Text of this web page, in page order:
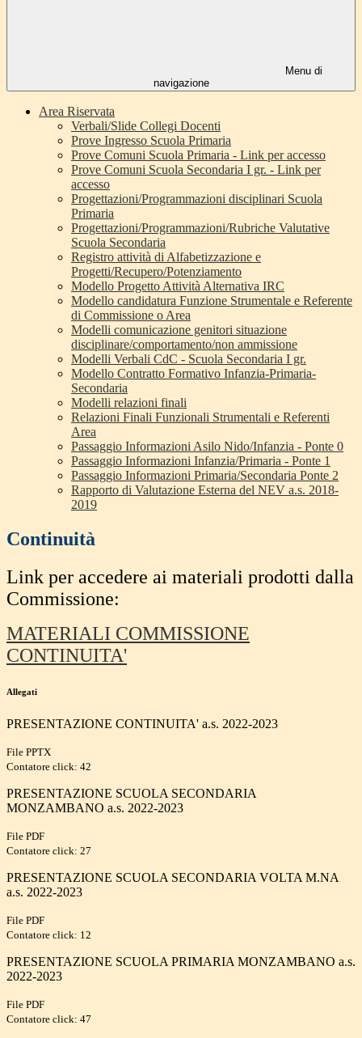
Menu di
navigazione
Area Riservata
Verbali/Slide Collegi Docenti
Prove Ingresso Scuola Primaria
Prove Comuni Scuola Primaria - Link per accesso
Prove Comuni Scuola Secondaria I gr. - Link per
accesso
Progettazioni/Programmazioni disciplinari Scuola
Primaria
Progettazioni/Programmazioni/Rubriche Valutative
Scuola Secondaria
Registro attività di Alfabetizzazione e
Progetti/Recupero/Potenziamento
Modello Progetto Attività Alternativa IRC
Modello candidatura Funzione Strumentale e Referente
di Commissione o Area
Modelli comunicazione genitori situazione
disciplinare/comportamento/non ammissione
Modelli Verbali CdC - Scuola Secondaria I gr.
Modello Contratto Formativo Infanzia-Primaria-
Secondaria
Modelli relazioni finali
Relazioni Finali Funzionali Strumentali e Referenti
Area
Passaggio Informazioni Asilo Nido/Infanzia - Ponte 0
Passaggio Informazioni Infanzia/Primaria - Ponte 1
Passaggio Informazioni Primaria/Secondaria Ponte 2
Rapporto di Valutazione Esterna del NEV a.s. 2018-
2019
Continuità
Link per accedere ai materiali prodotti dalla
Commissione:
MATERIALI COMMISSIONE
CONTINUITA'
Allegati
PRESENTAZIONE CONTINUITA' a.s. 2022-2023
File PPTX
Contatore click: 42
PRESENTAZIONE SCUOLA SECONDARIA
MONZAMBANO a.s. 2022-2023
File PDF
Contatore click: 27
PRESENTAZIONE SCUOLA SECONDARIA VOLTA M.NA
a.s. 2022-2023
File PDF
Contatore click: 12
PRESENTAZIONE SCUOLA PRIMARIA MONZAMBANO a.s.
2022-2023
File PDF
Contatore click: 47